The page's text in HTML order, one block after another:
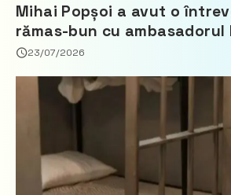
Mihai Popșoi a avut o
rămas-bun cu ambasadorul
Țărilor de Jos, Fred Duijn
23/07/2026